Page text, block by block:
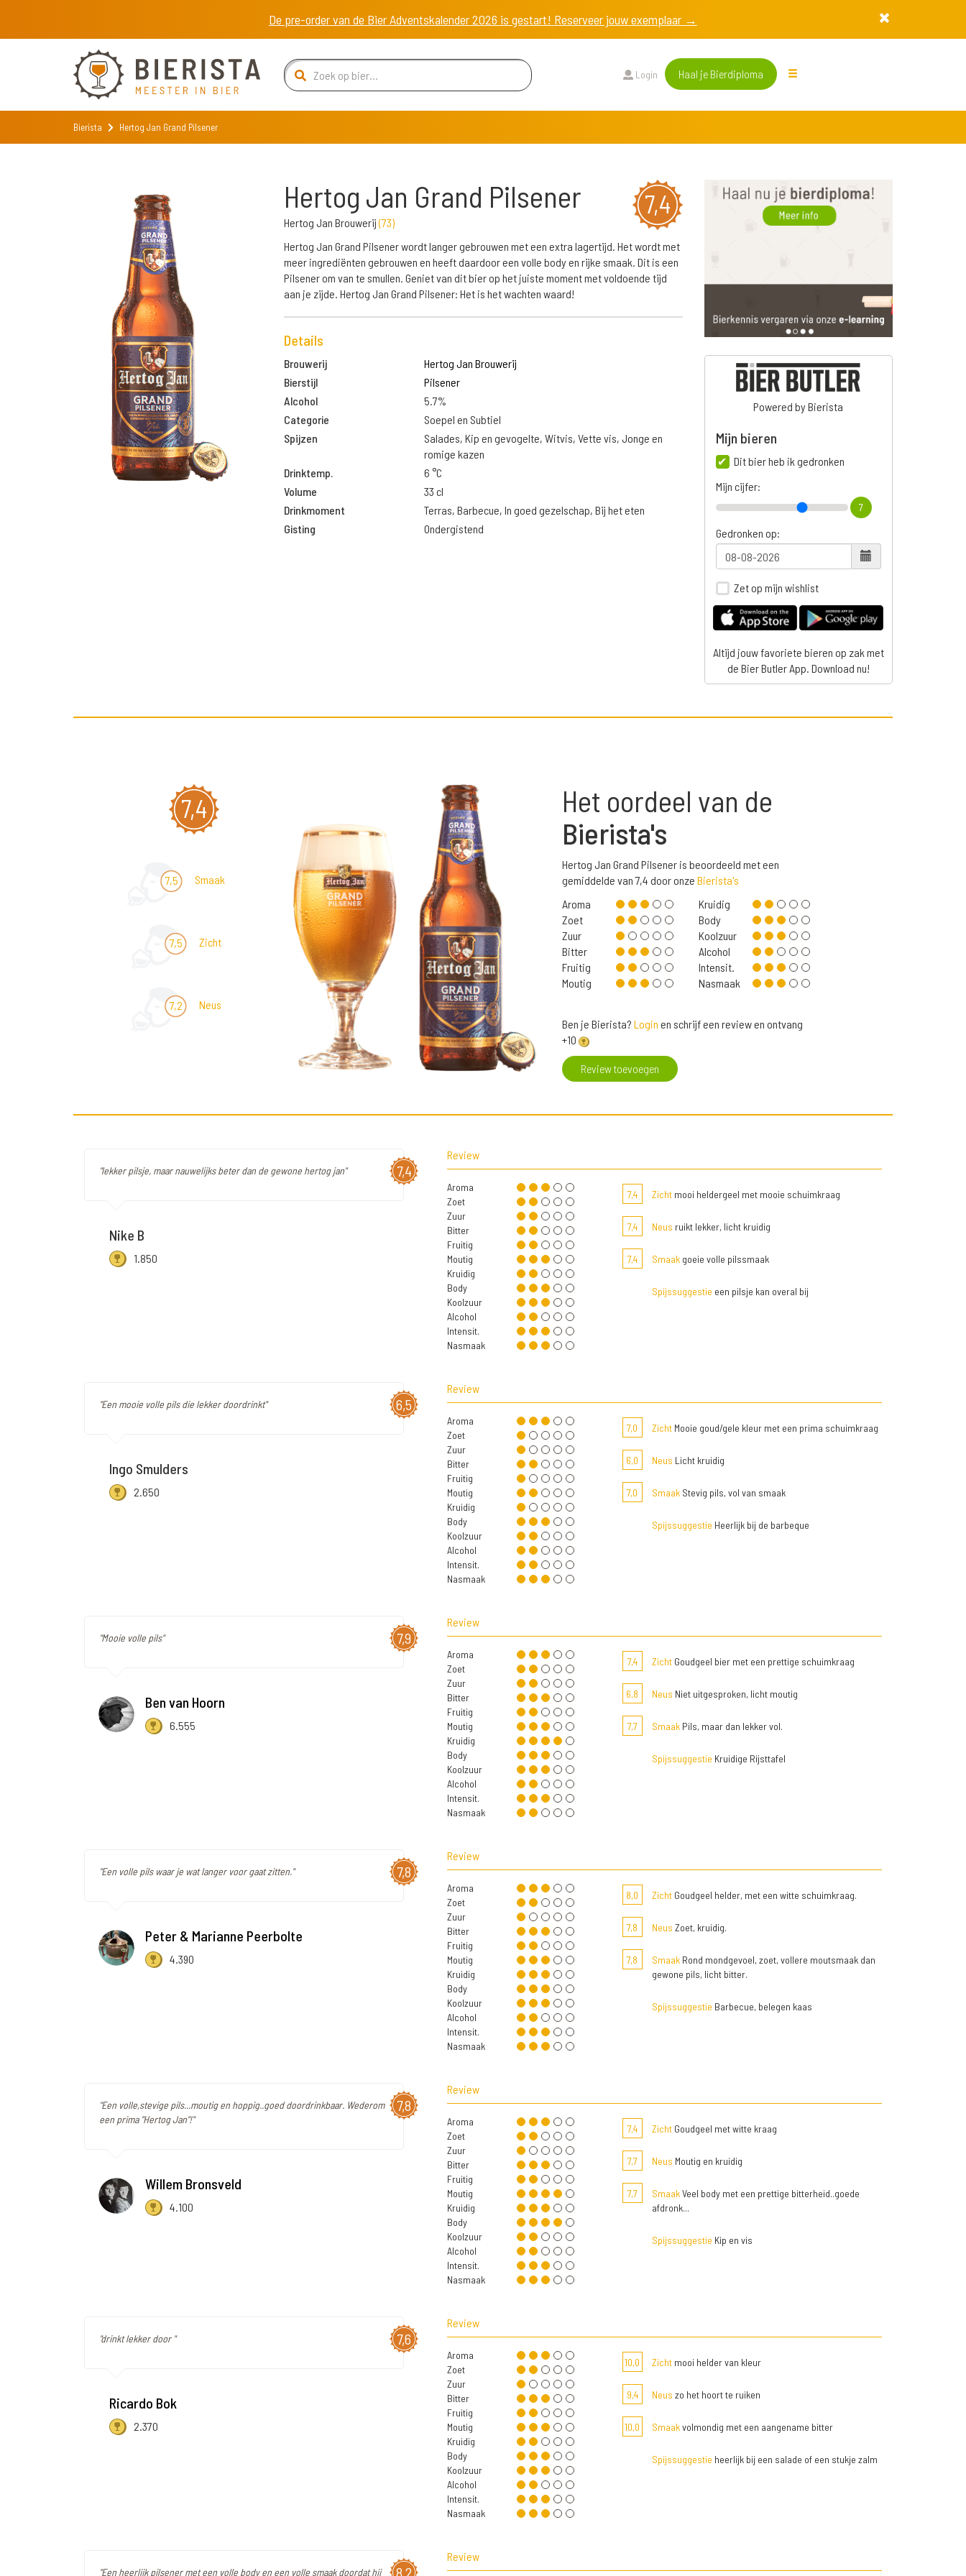
De pre-order van de Bier Adventskalender 2026 is gestart! Reserveer jouw exemplaar →
Login Haal je Bierdiploma
Bierista Hertog Jan Grand Pilsener
7,4
Hertog Jan Grand Pilsener
Hertog Jan Brouwerij(73)
Hertog Jan Grand Pilsener wordt langer gebrouwen met een extra lagertijd. Het wordt met
meer ingrediënten gebrouwen en heeft daardoor een volle body en rijke smaak. Dit is een
Pilsener om van te smullen. Geniet van dit bier op het juiste moment met voldoende tijd
aan je zijde. Hertog Jan Grand Pilsener: Het is het wachten waard!
Details
Brouwerij
Hertog Jan Brouwerij
Bierstijl
Pilsener
Alcohol
5.7%
Categorie
Soepel en Subtiel
Spijzen
Salades, Kip en gevogelte, Witvis, Vette vis, Jonge en
romige kazen
Drinktemp.
6 °C
Volume
33 cl
Drinkmoment
Terras, Barbecue, In goed gezelschap, Bij het eten
Gisting
Ondergistend
Powered by Bierista
Mijn bieren
Dit bier heb ik gedronken
Mijn cijfer:
7
Gedronken op:
Zet op mijn wishlist
Altijd jouw favoriete bieren op zak met
de Bier Butler App. Download nu!
7,4
7,5 Smaak
7,5 Zicht
7,2 Neus
Het oordeel van de
Bierista's
Hertog Jan Grand Pilsener is beoordeeld met een
gemiddelde van 7,4 door onze Bierista's
Aroma
Zoet
Zuur
Bitter
Fruitig
Moutig
Kruidig
Body
Koolzuur
Alcohol
Intensit.
Nasmaak
Ben je Bierista? Login en schrijf een review en ontvang
+10
Review toevoegen
7,4
"lekker pilsje, maar nauwelijks beter dan de gewone hertog jan"
Nike B
1.850
Review
Aroma
Zoet
Zuur
Bitter
Fruitig
Moutig
Kruidig
Body
Koolzuur
Alcohol
Intensit.
Nasmaak
7,4 Zichtmooi heldergeel met mooie schuimkraag
7,4 Neus ruikt lekker, licht kruidig
7,4 Smaakgoeie volle pilssmaak
Spijssuggestie een pilsje kan overal bij
6,5
"Een mooie volle pils die lekker doordrinkt"
Ingo Smulders
2.650
Review
Aroma
Zoet
Zuur
Bitter
Fruitig
Moutig
Kruidig
Body
Koolzuur
Alcohol
Intensit.
Nasmaak
7,0 ZichtMooie goud/gele kleur met een prima schuimkraag
6,0 Neus Licht kruidig
7,0 SmaakStevig pils, vol van smaak
Spijssuggestie Heerlijk bij de barbeque
7,9
"Mooie volle pils"
Ben van Hoorn
6.555
Review
Aroma
Zoet
Zuur
Bitter
Fruitig
Moutig
Kruidig
Body
Koolzuur
Alcohol
Intensit.
Nasmaak
7,4 ZichtGoudgeel bier met een prettige schuimkraag
6,8 Neus Niet uitgesproken, licht moutig
7,7 SmaakPils, maar dan lekker vol.
Spijssuggestie Kruidige Rijsttafel
7,8
"Een volle pils waar je wat langer voor gaat zitten."
Peter & Marianne Peerbolte
4.390
Review
Aroma
Zoet
Zuur
Bitter
Fruitig
Moutig
Kruidig
Body
Koolzuur
Alcohol
Intensit.
Nasmaak
8,0 ZichtGoudgeel helder, met een witte schuimkraag.
7,8 Neus Zoet, kruidig.
7,8 SmaakRond mondgevoel, zoet, vollere moutsmaak dan
gewone pils, licht bitter.
Spijssuggestie Barbecue, belegen kaas
7,8
"Een volle,stevige pils...moutig en hoppig..goed doordrinkbaar. Wederom
een prima "Hertog Jan"!"
Willem Bronsveld
4.100
Review
Aroma
Zoet
Zuur
Bitter
Fruitig
Moutig
Kruidig
Body
Koolzuur
Alcohol
Intensit.
Nasmaak
7,4 ZichtGoudgeel met witte kraag
7,7 Neus Moutig en kruidig
7,7 SmaakVeel body met een prettige bitterheid..goede
afdronk...
Spijssuggestie Kip en vis
7,6
"drinkt lekker door "
Ricardo Bok
2.370
Review
Aroma
Zoet
Zuur
Bitter
Fruitig
Moutig
Kruidig
Body
Koolzuur
Alcohol
Intensit.
Nasmaak
10,0 Zichtmooi helder van kleur
9,4 Neus zo het hoort te ruiken
10,0 Smaakvolmondig met een aangename bitter
Spijssuggestie heerlijk bij een salade of een stukje zalm
8,2
"Een heerlijk pilsener met een volle body en een volle smaak doordat hij
Review